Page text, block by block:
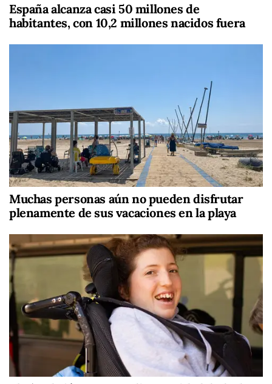
España alcanza casi 50 millones de
habitantes, con 10,2 millones nacidos fuera
Muchas personas aún no pueden disfrutar
plenamente de sus vacaciones en la playa